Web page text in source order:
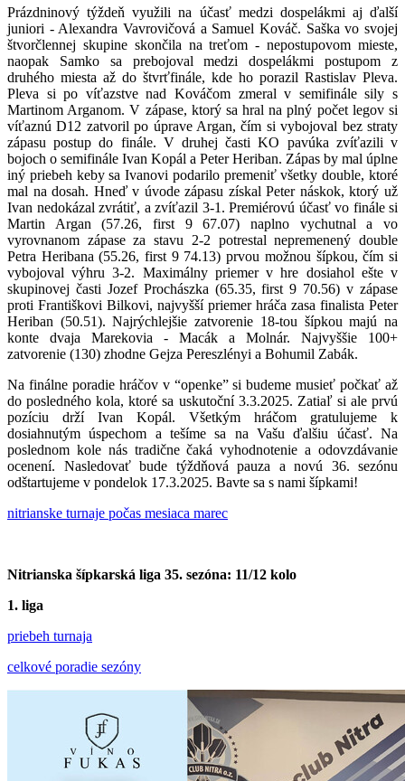
Prázdninový týždeň využili na účasť medzi dospelákmi aj ďalší
juniori - Alexandra Vavrovičová a Samuel Kováč. Saška vo svojej
štvorčlennej skupine skončila na treťom - nepostupovom mieste,
naopak Samko sa prebojoval medzi dospelákmi postupom z
druhého miesta až do štvrťfinále, kde ho porazil Rastislav Pleva.
Pleva si po víťazstve nad Kováčom zmeral v semifinále sily s
Martinom Arganom. V zápase, ktorý sa hral na plný počet legov si
víťaznú D12 zatvoril po úprave Argan, čím si vybojoval bez straty
zápasu postup do finále. V druhej časti KO pavúka zvíťazili v
bojoch o semifinále Ivan Kopál a Peter Heriban. Zápas by mal úplne
iný priebeh keby sa Ivanovi podarilo premeniť všetky double, ktoré
mal na dosah. Hneď v úvode zápasu získal Peter náskok, ktorý už
Ivan nedokázal zvrátiť, a zvíťazil 3-1. Premiérovú účasť vo finále si
Martin Argan (57.26, first 9 67.07) naplno vychutnal a vo
vyrovnanom zápase za stavu 2-2 potrestal nepremenený double
Petra Heribana (55.26, first 9 74.13) prvou možnou šípkou, čím si
vybojoval výhru 3-2. Maximálny priemer v hre dosiahol ešte v
skupinovej časti Jozef Prochászka (65.35, first 9 70.56) v zápase
proti Františkovi Bilkovi, najvyšší priemer hráča zasa finalista Peter
Heriban (50.51). Najrýchlejšie zatvorenie 18-tou šípkou majú na
konte dvaja Marekovia - Macák a Molnár. Najvyššie 100+
zatvorenie (130) zhodne Gejza Pereszlényi a Bohumil Zabák.
Na finálne poradie hráčov v “openke” si budeme musieť počkať až
do posledného kola, ktoré sa uskutoční 3.3.2025. Zatiaľ si ale prvú
pozíciu drží Ivan Kopál. Všetkým hráčom gratulujeme k
dosiahnutým úspechom a tešíme sa na Vašu ďalšiu účasť. Na
poslednom kole nás tradične čaká vyhodnotenie a odovzdávanie
ocenení. Nasledovať bude týždňová pauza a novú 36. sezónu
odštartujeme v pondelok 17.3.2025. Bavte sa s nami šípkami!
nitrianske turnaje počas mesiaca marec
Nitrianska šípkarská liga 35. sezóna: 11/12 kolo
1. liga
priebeh turnaja
celkové poradie sezóny